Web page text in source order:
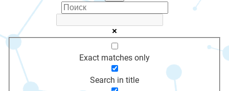
Exact matches only
Search in title